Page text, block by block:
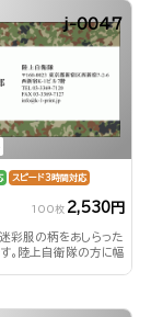
j-0047
スピード3時間対応
100枚 2,530円
彩服の柄をあしらった
す。陸上自衛隊の方に幅